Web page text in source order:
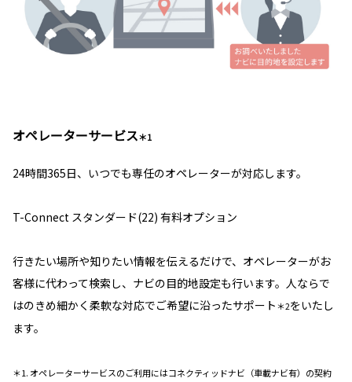
オペレーターサービス＊1
24時間365日、いつでも専任のオペレーターが対応します。
T-Connect スタンダード(22) 有料オプション
行きたい場所や知りたい情報を伝えるだけで、オペレーターがお
客様に代わって検索し、ナビの目的地設定も行います。人ならで
はのきめ細かく柔軟な対応でご希望に沿ったサポート＊2をいたし
ます。
＊1. オペレーターサービスのご利用にはコネクティッドナビ（車載ナビ有）の契約